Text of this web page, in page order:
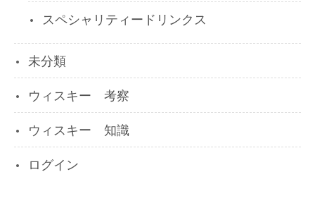
スペシャリティードリンクス
未分類
ウィスキー 考察
ウィスキー 知識
ログイン